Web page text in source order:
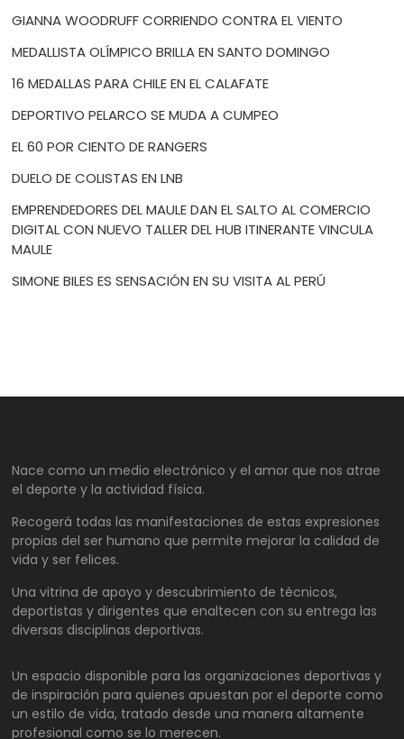
GIANNA WOODRUFF CORRIENDO CONTRA EL VIENTO
MEDALLISTA OLÍMPICO BRILLA EN SANTO DOMINGO
16 MEDALLAS PARA CHILE EN EL CALAFATE
DEPORTIVO PELARCO SE MUDA A CUMPEO
EL 60 POR CIENTO DE RANGERS
DUELO DE COLISTAS EN LNB
EMPRENDEDORES DEL MAULE DAN EL SALTO AL COMERCIO
DIGITAL CON NUEVO TALLER DEL HUB ITINERANTE VINCULA
MAULE
SIMONE BILES ES SENSACIÓN EN SU VISITA AL PERÚ
Nace como un medio electrónico y el amor que nos atrae
el deporte y la actividad física.
Recogerá todas las manifestaciones de estas expresiones
propias del ser humano que permite mejorar la calidad de
vida y ser felices.
Una vitrina de apoyo y descubrimiento de técnicos,
deportistas y dirigentes que enaltecen con su entrega las
diversas disciplinas deportivas.
Un espacio disponible para las organizaciones deportivas y
de inspiración para quienes apuestan por el deporte como
un estilo de vida, tratado desde una manera altamente
profesional como se lo merecen.